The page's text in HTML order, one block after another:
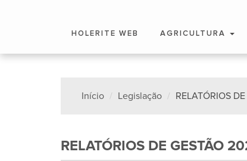
HOLERITE WEB AGRICULTURA
Início Legislação RELATÓRIOS
RELATÓRIOS DE GESTÃO